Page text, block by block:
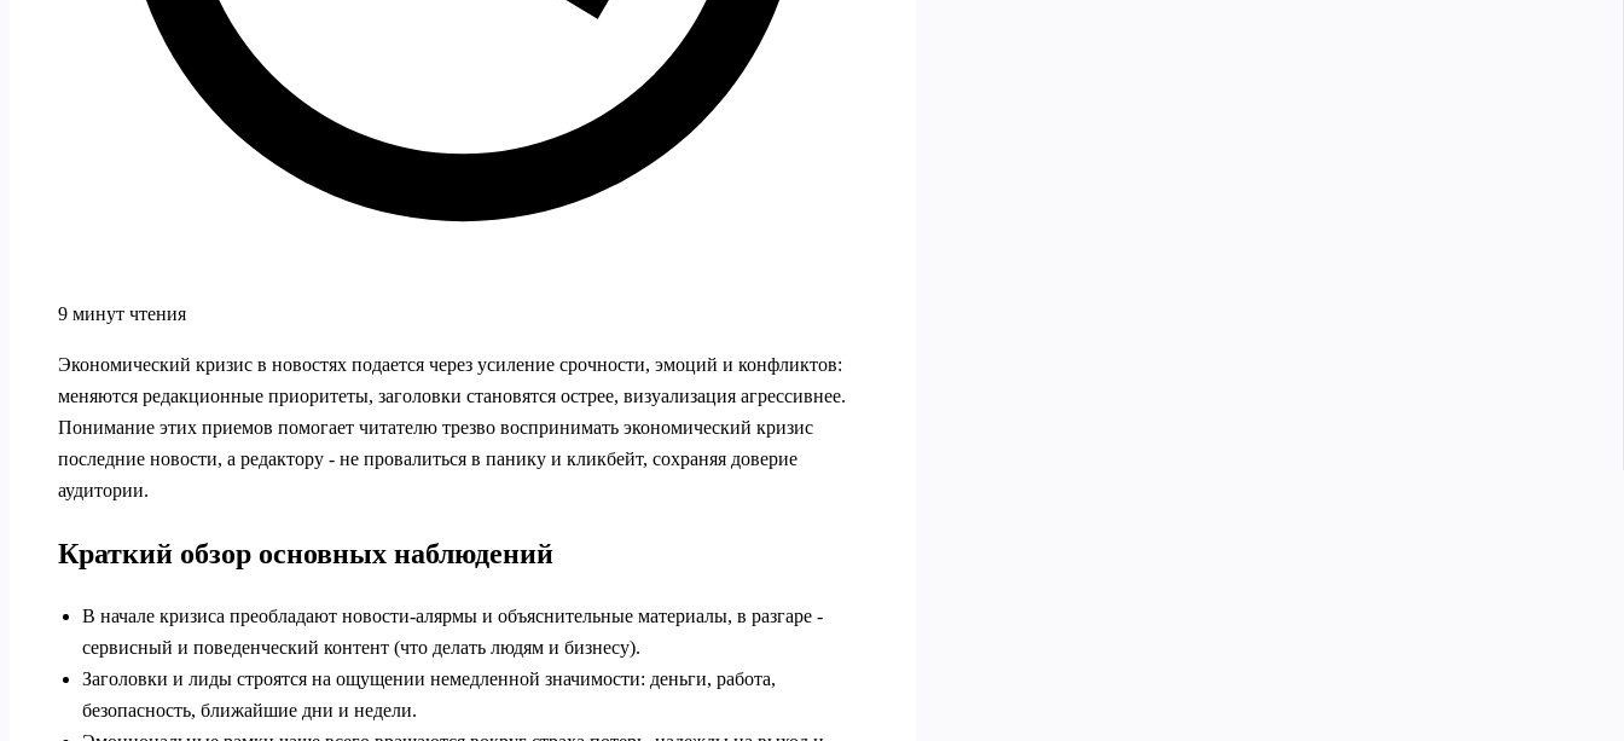
9 минут чтения
Экономический кризис в новостях подается через усиление срочности, эмоций и конфликтов:
меняются редакционные приоритеты, заголовки становятся острее, визуализация агрессивнее.
Понимание этих приемов помогает читателю трезво воспринимать экономический кризис
последние новости, а редактору - не провалиться в панику и кликбейт, сохраняя доверие
аудитории.
Краткий обзор основных наблюдений
В начале кризиса преобладают новости-алярмы и объяснительные материалы, в разгаре -
сервисный и поведенческий контент (что делать людям и бизнесу).
Заголовки и лиды строятся на ощущении немедленной значимости: деньги, работа,
безопасность, ближайшие дни и недели.